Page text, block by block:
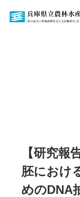
【研究報
胚におけ
めのDNA